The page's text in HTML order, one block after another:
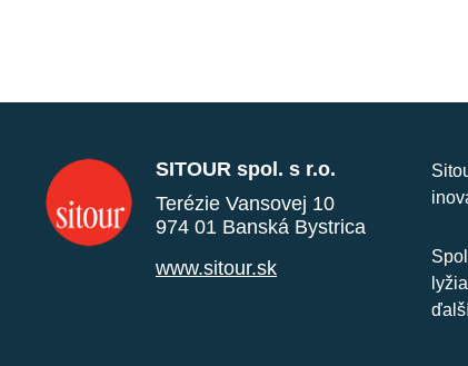
SITOUR spol. s r.o.
Terézie Vansovej 10
974 01 Banská Bystrica
www.sitour.sk